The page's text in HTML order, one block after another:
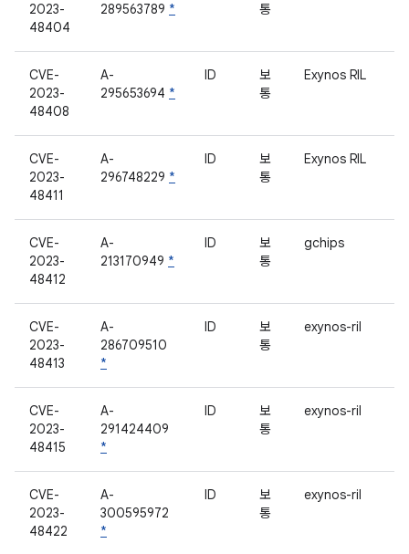
2023-
48404
289563789 *
통
CVE-
2023-
48408
A-
295653694 *
ID
보
통
Exynos RIL
CVE-
2023-
48411
A-
296748229 *
ID
보
통
Exynos RIL
CVE-
2023-
48412
A-
213170949 *
ID
보
통
gchips
CVE-
2023-
48413
A-
286709510
*
ID
보
통
exynos-ril
CVE-
2023-
48415
A-
291424409
*
ID
보
통
exynos-ril
CVE-
2023-
48422
A-
300595972
*
ID
보
통
exynos-ril